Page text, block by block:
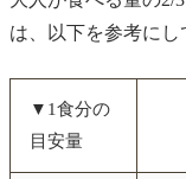
は、以下を参考にし
▼1食分の
目安量